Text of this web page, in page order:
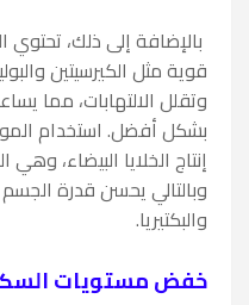
بالإضافة إلى ذلك،
قوية مثل الكيرسيتين
وتقلل الالتهابات، مما
بشكل أفضل. استخدام
إنتاج الخلايا البيضاء،
وبالتالي يحسن قدرة
والبكتيريا.
خفض مستويات